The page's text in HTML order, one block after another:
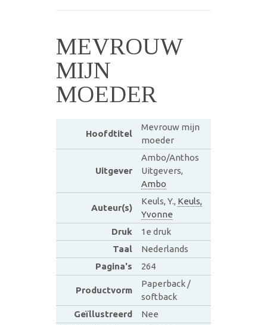
MEVROUW
MIJN
MOEDER
Hoofdtitel
Mevrouw mijn
moeder
Uitgever
Ambo/Anthos
Uitgevers,
Ambo
Auteur(s)
Keuls, Y., Keuls,
Yvonne
Druk
1e druk
Taal
Nederlands
Pagina's
264
Productvorm
Paperback /
softback
Geïllustreerd
Nee